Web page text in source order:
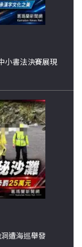
小書法決賽展現
遭海巡舉發